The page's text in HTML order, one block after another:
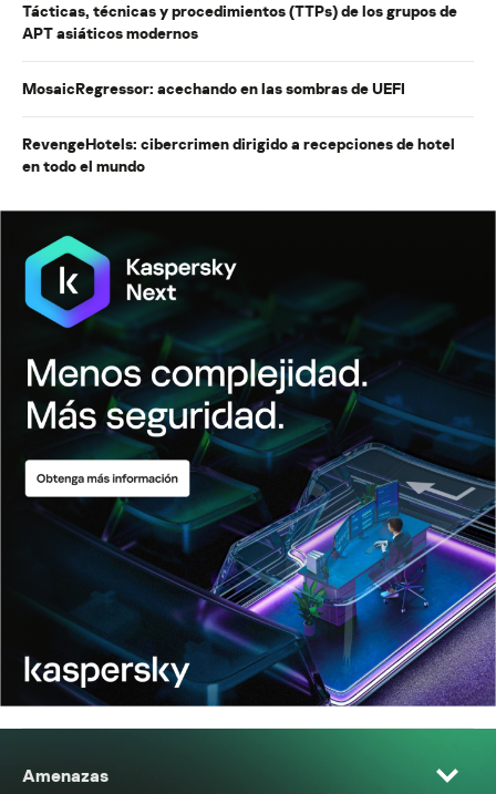
Tácticas, técnicas y procedimientos (TTPs) de los grupos de
APT asiáticos modernos
MosaicRegressor: acechando en las sombras de UEFI
RevengeHotels: cibercrimen dirigido a recepciones de hotel
en todo el mundo
Amenazas